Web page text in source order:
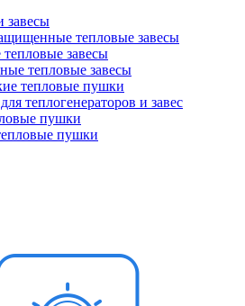
завесы
тепловые завесы
завесы
тепловые завесы
тепловые пушки
теплогенераторов и завес
пушки
пушки